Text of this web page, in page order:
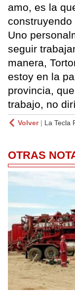
amo, es la
Uno
seguir
manera,
estoy en la
provincia,
trabajo, no
Volver| La Tecla
OTRAS